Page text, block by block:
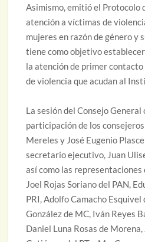
Asimismo, emitió el Protocolo
atención a víctimas de
mujeres en razón de género y
tiene como objetivo
la atención de primer
de violencia que acudan al
La sesión del Consejo General
participación de los
Mereles y José Eugenio
secretario ejecutivo, Juan
así como las
Joel Rojas Soriano del PAN,
PRI, Adolfo Camacho
González de MC, Iván Reyes
Daniel Luna Rosas de Morena,